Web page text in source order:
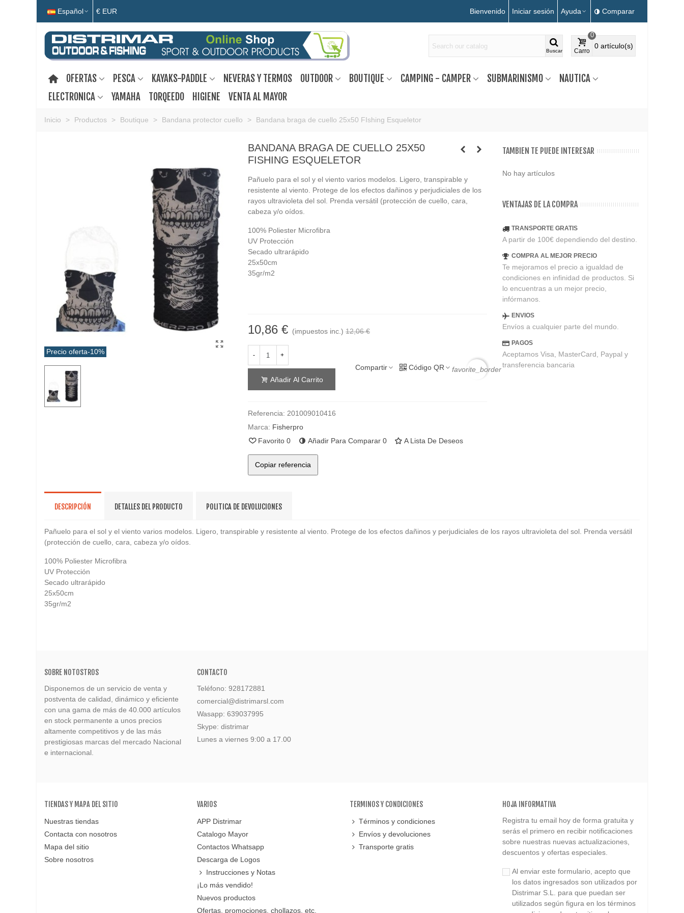
Español € EUR Bienvenido Iniciar sesión Ayuda Comparar
Buscar Carro
0
0 artículo(s)
OFERTAS PESCA KAYAKS-PADDLE NEVERAS Y TERMOS OUTDOOR BOUTIQUE CAMPING - CAMPER SUBMARINISMO
NAUTICA
ELECTRONICA
YAMAHA TORQEEDO HIGIENE VENTA AL MAYOR
Inicio > Productos > Boutique > Bandana protector cuello > Bandana braga de cuello 25x50 FIshing Esqueletor
Precio oferta-10%
BANDANA BRAGA DE CUELLO 25X50
FISHING ESQUELETOR
Pañuelo para el sol y el viento varios modelos. Ligero, transpirable y
resistente al viento. Protege de los efectos dañinos y perjudiciales de los
rayos ultravioleta del sol. Prenda versátil (protección de cuello, cara,
cabeza y/o oídos.
100% Poliester Microfibra
UV Protección
Secado ultrarápido
25x50cm
35gr/m2
10,86 € (impuestos inc.) 12,06 €
- +
Añadir Al Carrito
Compartir Código QR favorite_border
Referencia: 201009010416
Marca: Fisherpro
Favorito 0 Añadir Para Comparar 0 A Lista De Deseos
Copiar referencia
TAMBIEN TE PUEDE INTERESAR
No hay artículos
VENTAJAS DE LA COMPRA
TRANSPORTE GRATIS
A partir de 100€ dependiendo del destino.
COMPRA AL MEJOR PRECIO
Te mejoramos el precio a igualdad de
condiciones en infinidad de productos. Si
lo encuentras a un mejor precio,
infórmanos.
ENVIOS
Envíos a cualquier parte del mundo.
PAGOS
Aceptamos Visa, MasterCard, Paypal y
transferencia bancaria
DESCRIPCIÓN DETALLES DEL PRODUCTO POLITICA DE DEVOLUCIONES
Pañuelo para el sol y el viento varios modelos. Ligero, transpirable y resistente al viento. Protege de los efectos dañinos y perjudiciales de los rayos ultravioleta del sol. Prenda versátil
(protección de cuello, cara, cabeza y/o oídos.
100% Poliester Microfibra
UV Protección
Secado ultrarápido
25x50cm
35gr/m2
SOBRE NOTOSTROS
Disponemos de un servicio de venta y
postventa de calidad, dinámico y eficiente
con una gama de más de 40.000 artículos
en stock permanente a unos precios
altamente competitivos y de las más
prestigiosas marcas del mercado Nacional
e internacional.
CONTACTO
Teléfono: 928172881
comercial@distrimarsl.com
Wasapp: 639037995
Skype: distrimar
Lunes a viernes 9:00 a 17.00
TIENDAS Y MAPA DEL SITIO
Nuestras tiendas
Contacta con nosotros
Mapa del sitio
Sobre nosotros
VARIOS
APP Distrimar
Catalogo Mayor
Contactos Whatsapp
Descarga de Logos
Instrucciones y Notas
¡Lo más vendido!
Nuevos productos
Ofertas, promociones, chollazos, etc.
TERMINOS Y CONDICIONES
Términos y condiciones
Envíos y devoluciones
Transporte gratis
HOJA INFORMATIVA
Registra tu email hoy de forma gratuita y
serás el primero en recibir notificaciones
sobre nuestras nuevas actualizaciones,
descuentos y ofertas especiales.
Al enviar este formulario, acepto que
los datos ingresados son utilizados por
Distrimar S.L. para que puedan ser
utilizados según figura en los términos